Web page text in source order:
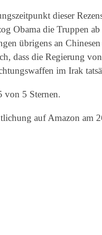
dieser
Obama die Truppen
übrigens an
dass die Regierung
im Irak
von 5 Sternen.
auf Amazon am